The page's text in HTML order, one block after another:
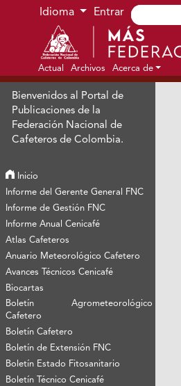
Ir al menú de navegación principal
Ir al contenido principal
Ir al pie de página del sitio
Idioma Entrar
Actual Archivos Acerca de
Bienvenidos al Portal de
Publicaciones de la
Federación Nacional de
Cafeteros de Colombia.
Inicio
Informe del Gerente General FNC
Informe de Gestión FNC
Informe Anual Cenicafé
Atlas Cafeteros
Anuario Meteorológico Cafetero
Avances Técnicos Cenicafé
Biocartas
Boletín Agrometeorológico
Cafetero
Boletín Cafetero
Boletín de Extensión FNC
Boletín Estado Fitosanitario
Boletín Técnico Cenicafé